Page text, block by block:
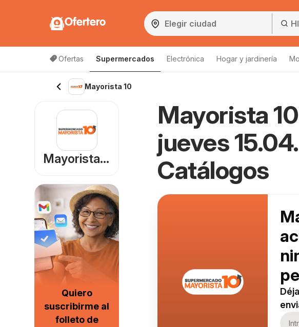
Ofertero
Ofertas Supermercados Electrónica Hogar y jardinería
Mayorista 10
Mayorista
jueves
Catálogos
Mayorista 10
Quiero
suscribirme al
folleto de